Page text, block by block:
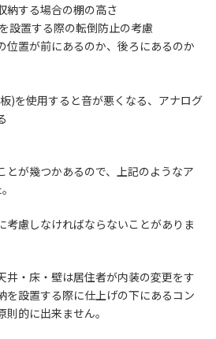
納する場合の棚の高さ
設置する際の転倒防止の考慮
位置が前にあるのか、後ろにあるのか
)を使用すると音が悪くなる、アナログ
とが幾つかあるので、上記のようなア
考慮しなければならないことがありま
井・床・壁は居住者が内装の変更をす
を設置する際に仕上げの下にあるコン
的に出来ません。